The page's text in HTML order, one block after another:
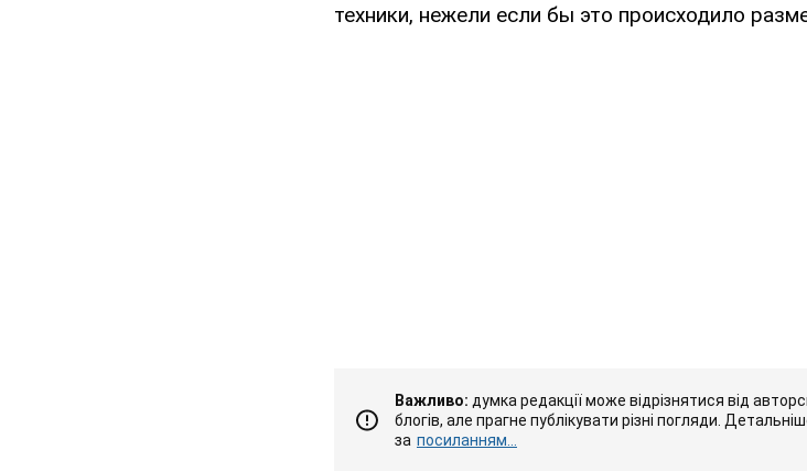
техники, нежели если бы это происходило
Важливо: думка редакції може відрізнятися від
блогів, але прагне публікувати різні погляди.
за посиланням...